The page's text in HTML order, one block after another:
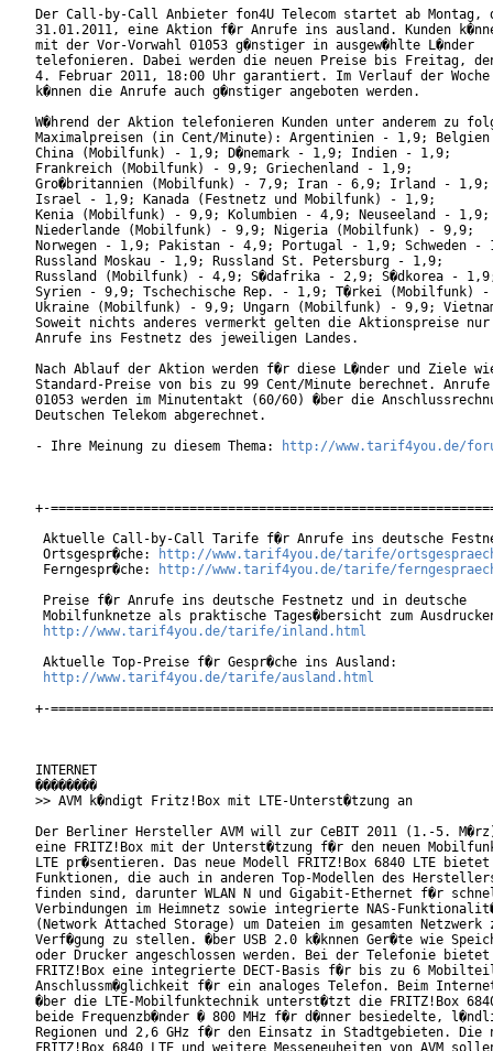
Der Call-by-Call Anbieter fon4U Telecom startet ab Montag,
31.01.2011, eine Aktion f�r Anrufe ins ausland. Kunden
mit der Vor-Vorwahl 01053 g�nstiger in ausgew�hlte L�nder
telefonieren. Dabei werden die neuen Preise bis Freitag,
4. Februar 2011, 18:00 Uhr garantiert. Im Verlauf der Woche
k�nnen die Anrufe auch g�nstiger angeboten werden.
W�hrend der Aktion telefonieren Kunden unter anderem zu
Maximalpreisen (in Cent/Minute): Argentinien - 1,9;
China (Mobilfunk) - 1,9; D�nemark - 1,9; Indien - 1,9;
Frankreich (Mobilfunk) - 9,9; Griechenland - 1,9;
Gro�britannien (Mobilfunk) - 7,9; Iran - 6,9; Irland - 1,9;
Israel - 1,9; Kanada (Festnetz und Mobilfunk) - 1,9;
Kenia (Mobilfunk) - 9,9; Kolumbien - 4,9; Neuseeland - 1,9;
Niederlande (Mobilfunk) - 9,9; Nigeria (Mobilfunk) - 9,9;
Norwegen - 1,9; Pakistan - 4,9; Portugal - 1,9; Schweden -
Russland Moskau - 1,9; Russland St. Petersburg - 1,9;
Russland (Mobilfunk) - 4,9; S�dafrika - 2,9; S�dkorea -
Syrien - 9,9; Tschechische Rep. - 1,9; T�rkei (Mobilfunk)
Ukraine (Mobilfunk) - 9,9; Ungarn (Mobilfunk) - 9,9;
Soweit nichts anderes vermerkt gelten die Aktionspreise
Anrufe ins Festnetz des jeweiligen Landes.
Nach Ablauf der Aktion werden f�r diese L�nder und Ziele
Standard-Preise von bis zu 99 Cent/Minute berechnet.
01053 werden im Minutentakt (60/60) �ber die
Deutschen Telekom abgerechnet.
- Ihre Meinung zu diesem Thema:
http://www.tarif4you.de/
+-
Aktuelle Call-by-Call Tarife f�r Anrufe ins deutsche
Ortsgespr�che:
http://www.tarif4you.de/tarife/
Ferngespr�che:
http://www.tarif4you.de/tarife/
Preise f�r Anrufe ins deutsche Festnetz und in deutsche
Mobilfunknetze als praktische Tages�bersicht zum
http://www.tarif4you.de/tarife/inland.html
Aktuelle Top-Preise f�r Gespr�che ins Ausland:
http://www.tarif4you.de/tarife/ausland.html
+-
INTERNET
��������
>> AVM k�ndigt Fritz!Box mit LTE-Unterst�tzung an
Der Berliner Hersteller AVM will zur CeBIT 2011 (1.-5.
eine FRITZ!Box mit der Unterst�tzung f�r den neuen
LTE pr�sentieren. Das neue Modell FRITZ!Box 6840 LTE bietet
Funktionen, die auch in anderen Top-Modellen des
finden sind, darunter WLAN N und Gigabit-Ethernet f�r
Verbindungen im Heimnetz sowie integrierte NAS-
(Network Attached Storage) um Dateien im gesamten Netzwerk
Verf�gung zu stellen. �ber USB 2.0 k�knnen Ger�te wie
oder Drucker angeschlossen werden. Bei der Telefonie
FRITZ!Box eine integrierte DECT-Basis f�r bis zu 6
Anschlussm�glichkeit f�r ein analoges Telefon. Beim
�ber die LTE-Mobilfunktechnik unterst�tzt die FRITZ!Box
beide Frequenzb�nder � 800 MHz f�r d�nner besiedelte,
Regionen und 2,6 GHz f�r den Einsatz in Stadtgebieten. Die
FRITZ!Box 6840 LTE und weitere Messeneuheiten von AVM